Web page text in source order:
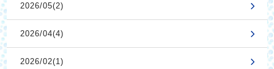
2026/05(2)
2026/04(4)
2026/02(1)